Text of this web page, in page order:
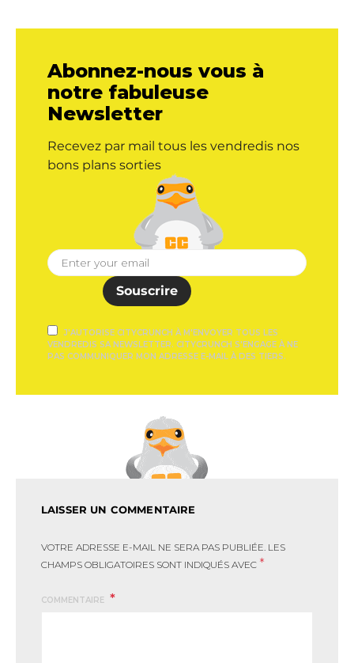
Abonnez-nous vous à
notre fabuleuse
Newsletter
Recevez par mail tous les vendredis nos
bons plans sorties
Souscrire
J'AUTORISE CITYCRUNCH À M'ENVOYER TOUS LES
VENDREDIS SA NEWSLETTER. CITYCRUNCH S'ENGAGE À NE
PAS COMMUNIQUER MON ADRESSE E-MAIL À DES TIERS.
LAISSER UN COMMENTAIRE
VOTRE ADRESSE E-MAIL NE SERA PAS PUBLIÉE. LES
CHAMPS OBLIGATOIRES SONT INDIQUÉS AVEC *
COMMENTAIRE